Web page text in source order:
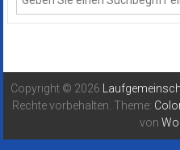
Copyright © 2026
Rechte vorbehalten. Theme:
von